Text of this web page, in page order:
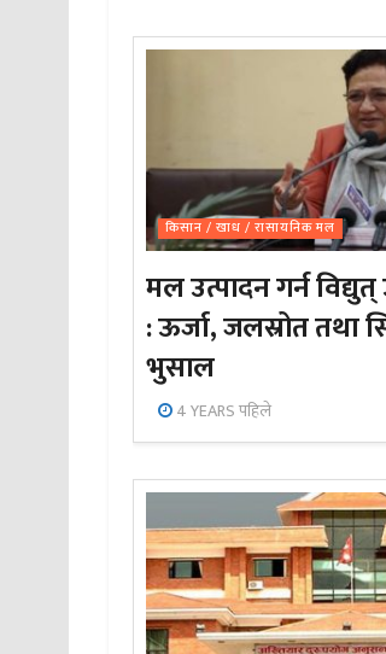
किसान / खाध / रासायनिक मल
मल उत्पादन गर्न
: ऊर्जा, जलस्रोत तथा
भुसाल
4 YEARS पहिले